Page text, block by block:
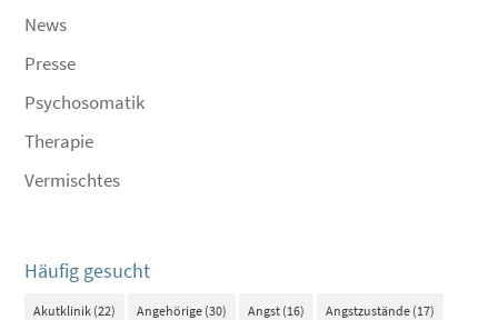
News
Presse
Psychosomatik
Therapie
Vermischtes
Häufig gesucht
Akutklinik (22) Angehörige (30) Angst (16) Angstzustände (17)